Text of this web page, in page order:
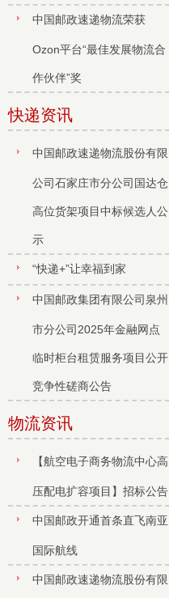
中国邮政速递物流荣获
Ozon平台“最佳发展物流合
作伙伴”奖
快递资讯
中国邮政速递物流股份有限
公司石家庄市分公司国达仓
高位货架项目中标候选人公
示
“快递+”让幸福到家
中国邮政集团有限公司泉州
市分公司2025年金融网点
临时柜台租赁服务项目公开
竞争性磋商公告
物流资讯
【航空电子商务物流中心高
压配电扩容项目】招标公告
中国邮政开通首条直飞南亚
国际航线
中国邮政速递物流股份有限